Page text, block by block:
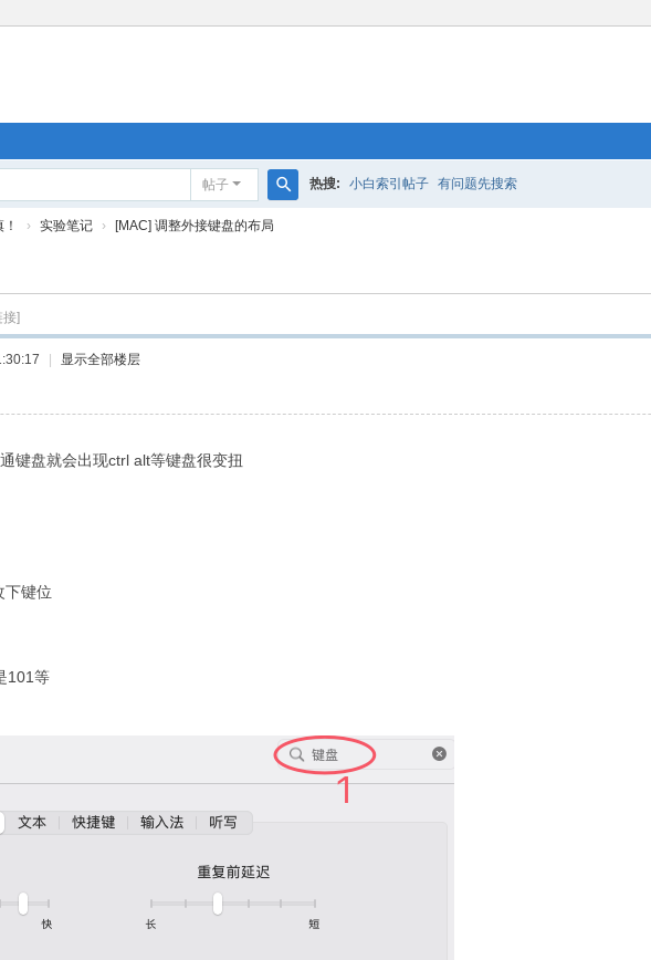
帖子 热搜: 小白索引帖子 有问题先搜索
› 实验笔记 › [MAC] 调整外接键盘的布局
接]
显示全部楼层
键盘就会出现ctrl alt等键盘很变扭
下键位
101等